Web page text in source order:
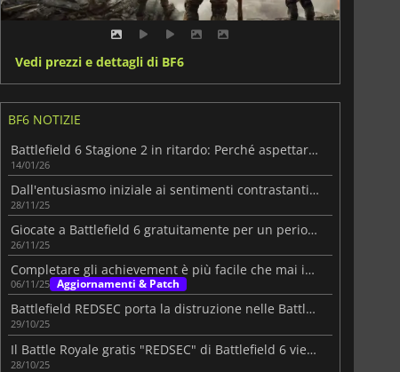
Vedi prezzi e dettagli di BF6
BF6 NOTIZIE
Battlefield 6 Stagione 2 in ritardo: Perché aspettare ancora un po' vale la pena
14/01/26
Dall'entusiasmo iniziale ai sentimenti contrastanti di Battlefield 6
28/11/25
Giocate a Battlefield 6 gratuitamente per un periodo limitato
26/11/25
Completare gli achievement è più facile che mai in Battlefield 6
06/11/25 Aggiornamenti & Patch
Battlefield REDSEC porta la distruzione nelle Battle Royale
29/10/25
Il Battle Royale gratis "REDSEC" di Battlefield 6 viene lanciato oggi
28/10/25